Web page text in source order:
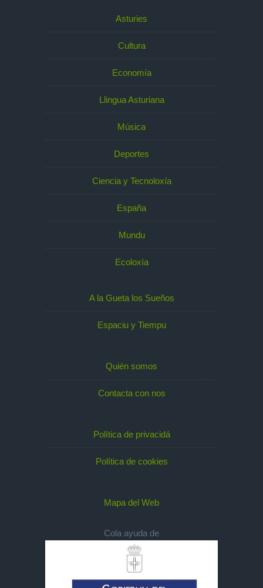
Asturies
Cultura
Economía
Llingua Asturiana
Música
Deportes
Ciencia y Tecnoloxía
España
Mundu
Ecoloxía
A la Gueta los Sueños
Espaciu y Tiempu
Quién somos
Contacta con nos
Política de privacidá
Política de cookies
Mapa del Web
Cola ayuda de